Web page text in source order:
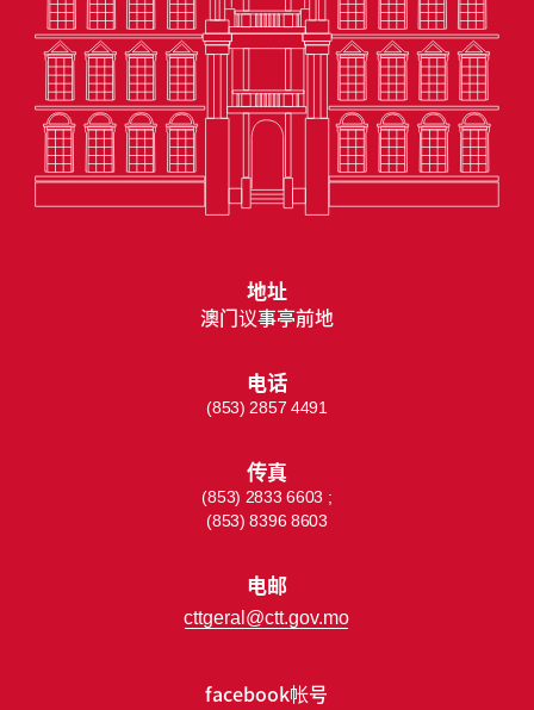
facebook帐号
地址
澳门议事亭前地
电话
(853) 2857 4491
传真
(853) 2833 6603 ;
(853) 8396 8603
电邮
cttgeral@ctt.gov.mo